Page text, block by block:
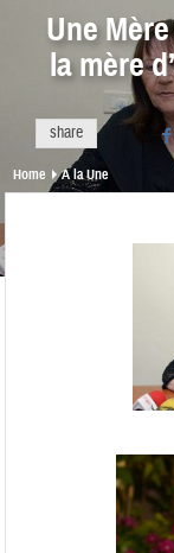
Une
la mère
share
Home A la Une